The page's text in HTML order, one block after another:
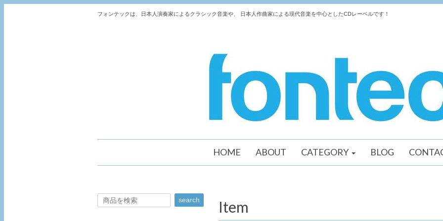
フォンテックは、日本人演奏家によるクラシック音楽や、 日本人作曲家による現代音楽を中心としたCDレーベルです！
HOME ABOUT CATEGORY BLOG
Item
search